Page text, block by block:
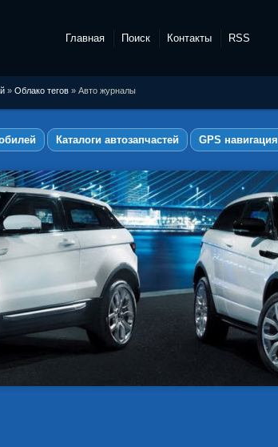
Главная Поиск Контакты RSS
» Облако тегов » Авто журналы
Каталоги автозапчастей GPS навигация